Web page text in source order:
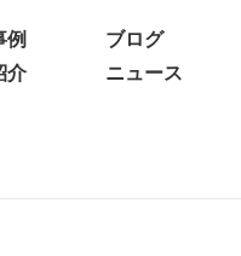
例 ブログ
介
ニュース